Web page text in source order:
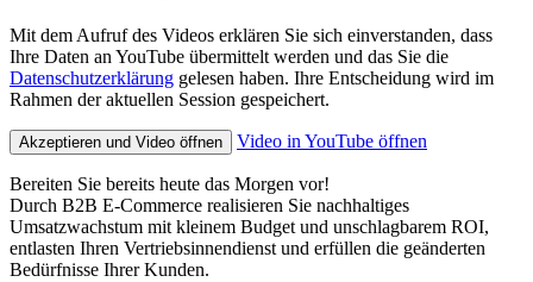
Mit dem Aufruf des Videos erklären Sie sich einverstanden, dass
Ihre Daten an YouTube übermittelt werden und das Sie die
Datenschutzerklärung gelesen haben. Ihre Entscheidung wird im
Rahmen der aktuellen Session gespeichert.
Akzeptieren und Video öffnen Video in YouTube öffnen
Bereiten Sie bereits heute das Morgen vor!
Durch B2B E-Commerce realisieren Sie nachhaltiges
Umsatzwachstum mit kleinem Budget und unschlagbarem ROI,
entlasten Ihren Vertriebsinnendienst und erfüllen die geänderten
Bedürfnisse Ihrer Kunden.